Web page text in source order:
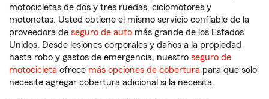
motocicletas de dos y tres ruedas, ciclomotores y
motonetas. Usted obtiene el mismo servicio confiable de la
proveedora de seguro de auto más grande de los Estados
Unidos. Desde lesiones corporales y daños a la propiedad
hasta robo y gastos de emergencia, nuestro seguro de
motocicleta ofrece más opciones de cobertura para que solo
necesite agregar cobertura adicional si la necesita.